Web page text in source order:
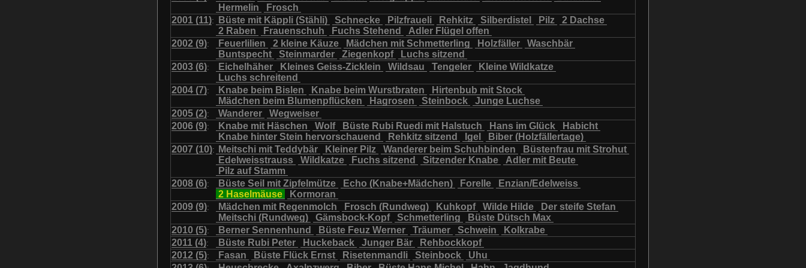
Uhu mit Jungen Waschbär
Hermelin
Frosch
2001 (11): Büste mit Käppli (Stähli) Schnecke Pilzfraueli Rehkitz Silberdistel Pilz
2 Dachse
2 Raben
Frauenschuh Fuchs Stehend
Adler Flügel offen
2002 (9): Feuerlilien 2 kleine Käuze Mädchen mit Schmetterling Holzfäller
Waschbär
Buntspecht
Steinmarder Ziegenkopf
Luchs sitzend
2003 (6): Eichelhäher Kleines Geiss-Zicklein Wildsau Tengeler
Kleine Wildkatze
Luchs schreitend
2004 (7): Knabe beim Bislen Knabe beim Wurstbraten
Hirtenbub mit Stock
Mädchen beim Blumenpflücken
Hagrosen Steinbock
Junge Luchse
2005 (2): Wanderer
Wegweiser
2006 (9): Knabe mit Häschen Wolf Büste Rubi Ruedi mit Halstuch Hans im Glück
Habicht
Knabe hinter Stein hervorschauend
Rehkitz sitzend Igel
Biber (Holzfällertage)
2007 (10): Meitschi mit Teddybär Kleiner Pilz Wanderer beim Schuhbinden
Büstenfrau mit Strohut
Edelweisstrauss
Wildkatze Fuchs sitzend Sitzender Knabe
Adler mit Beute
Pilz auf Stamm
2008 (6): Büste Seil mit Zipfelmütze Echo (Knabe+Mädchen) Forelle
Enzian/Edelweiss
2 Haselmäuse
Kormoran
2009 (9): Mädchen mit Regenmolch Frosch (Rundweg) Kuhkopf Wilde Hilde
Der steife Stefan
Meitschi (Rundweg)
Gämsbock-Kopf Schmetterling
Büste Dütsch Max
2010 (5): Berner Sennenhund Büste Feuz Werner Träumer Schwein
Kolkrabe
2011 (4): Büste Rubi Peter Huckeback Junger Bär
Rehbockkopf
2012 (5): Fasan Büste Flück Ernst Risetenmandli Steinbock
Uhu